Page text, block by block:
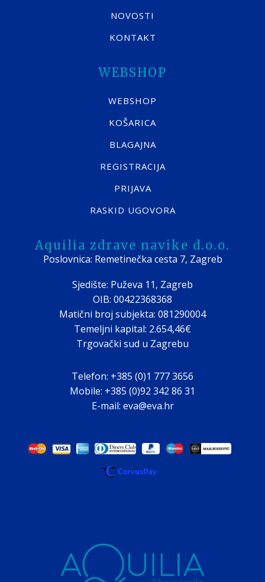
NOVOSTI
KONTAKT
WEBSHOP
WEBSHOP
KOŠARICA
BLAGAJNA
REGISTRACIJA
PRIJAVA
RASKID UGOVORA
Aquilia zdrave navike d.o.o.
Poslovnica: Remetinečka cesta 7, Zagreb
Sjedište: Puževa 11, Zagreb
OIB: 00422368368
Matični broj subjekta: 081290004
Temeljni kapital: 2.654,46€
Trgovački sud u Zagrebu
Telefon: +385 (0)1 777 3656
Mobile: +385 (0)92 342 86 31
E-mail: eva@eva.hr